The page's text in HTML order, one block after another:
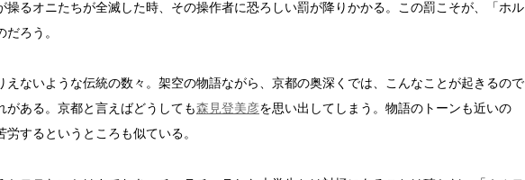
操るオニたちが全滅した時、その操作者に恐ろしい罰が降りかかる。この罰こそが、「ホル
ろう。
えないような伝統の数々。架空の物語ながら、京都の奥深くでは、こんなことが起きるので
がある。京都と言えばどうしても森見登美彦を思い出してしまう。物語のトーンも近いの
労するというところも似ている。